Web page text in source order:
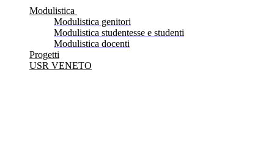
Modulistica
Modulistica genitori
Modulistica studentesse e studenti
Modulistica docenti
Progetti
USR VENETO